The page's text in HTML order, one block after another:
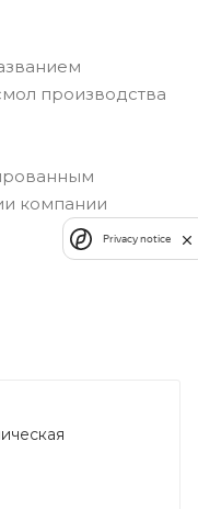
производства
компании
Privacy notice